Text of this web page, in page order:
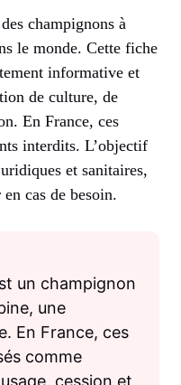
champignons à
le monde. Cette fiche
informative et
de culture, de
En France, ces
interdits. L’objectif
et sanitaires,
cas de besoin.
un champignon
une
En France, ces
comme
cession et